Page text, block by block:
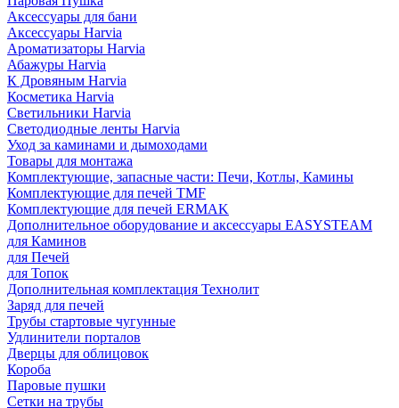
Аксессуары для бани
Аксессуары Harvia
Ароматизаторы Harvia
Абажуры Harvia
К Дровяным Harvia
Косметика Harvia
Светильники Harvia
Светодиодные ленты Harvia
Уход за каминами и дымоходами
Товары для монтажа
Комплектующие, запасные части: Печи, Котлы, Камины
Комплектующие для печей TMF
Комплектующие для печей ERMAK
Дополнительное оборудование и аксессуары EASYSTEAM
для Каминов
для Печей
для Топок
Дополнительная комплектация Технолит
Заряд для печей
Трубы стартовые чугунные
Удлинители порталов
Дверцы для облицовок
Короба
Паровые пушки
Сетки на трубы